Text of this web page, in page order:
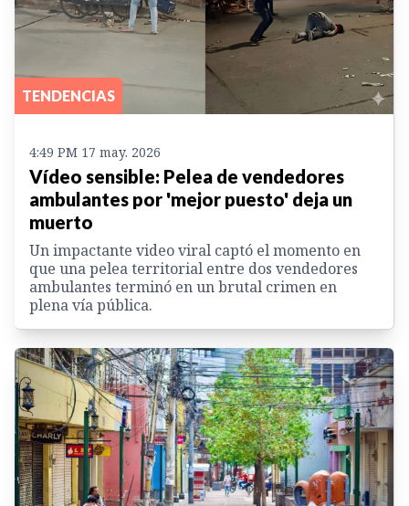
TENDENCIAS
4:49 PM 17 may. 2026
Vídeo sensible: Pelea de vendedores
ambulantes por 'mejor puesto' deja un
muerto
Un impactante video viral captó el momento en
que una pelea territorial entre dos vendedores
ambulantes terminó en un brutal crimen en
plena vía pública.